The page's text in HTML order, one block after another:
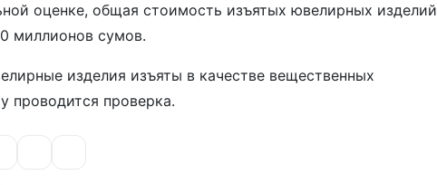
оценке, общая стоимость изъятых ювелирных изделий
миллионов сумов.
изделия изъяты в качестве вещественных
проводится проверка.